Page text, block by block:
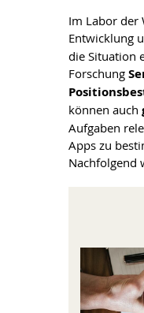
Im Labor der
Entwicklung
die Situation
Forschung
können auch
Aufgaben
Apps zu
Nachfolgend